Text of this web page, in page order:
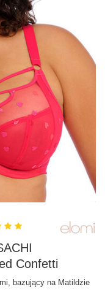
Confetti
bazujący na Matildzie